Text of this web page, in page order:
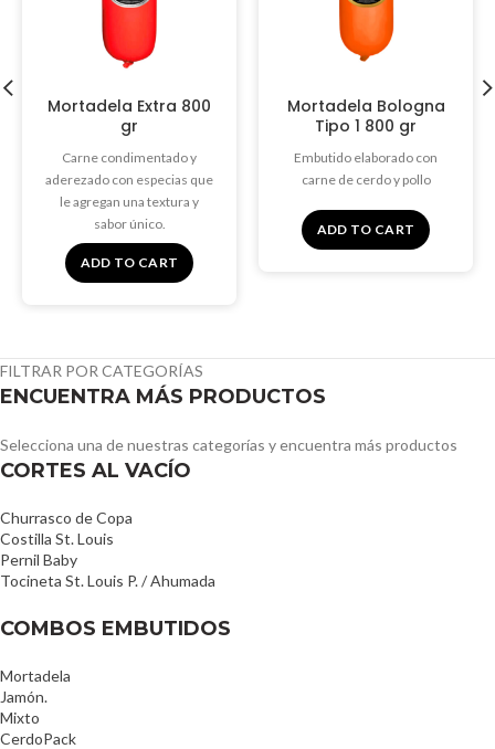
Mortadela Extra 800
gr
Carne condimentado y
aderezado con especias que
le agregan una textura y
sabor único.
ADD TO CART
Mortadela Bologna
Tipo 1 800 gr
Embutido elaborado con
carne de cerdo y pollo
ADD TO CART
FILTRAR POR CATEGORÍAS
ENCUENTRA MÁS PRODUCTOS
Selecciona una de nuestras categorías y encuentra más productos
CORTES AL VACÍO
Churrasco de Copa
Costilla St. Louis
Pernil Baby
Tocineta St. Louis P. / Ahumada
COMBOS EMBUTIDOS
Mortadela
Jamón.
Mixto
CerdoPack